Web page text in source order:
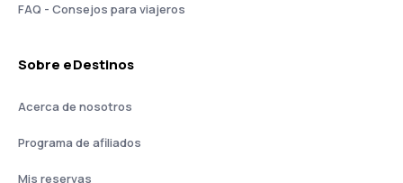
FAQ - Consejos para viajeros
Sobre eDestinos
Acerca de nosotros
Programa de afiliados
Mis reservas